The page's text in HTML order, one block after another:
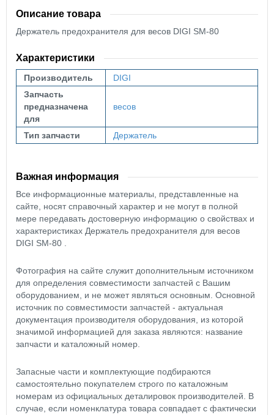
Описание товара
Держатель предохранителя для весов DIGI SM-80
Характеристики
Производитель
DIGI
Запчасть
предназначена
для
весов
Тип запчасти Держатель
Важная информация
Все информационные материалы, представленные на
сайте, носят справочный характер и не могут в полной
мере передавать достоверную информацию о свойствах и
характеристиках Держатель предохранителя для весов
DIGI SM-80 .
Фотография на сайте служит дополнительным источником
для определения совместимости запчастей с Вашим
оборудованием, и не может являться основным. Основной
источник по совместимости запчастей - актуальная
документация производителя оборудования, из которой
значимой информацией для заказа являются: название
запчасти и каталожный номер.
Запасные части и комплектующие подбираются
самостоятельно покупателем строго по каталожным
номерам из официальных деталировок производителей. В
случае, если номенклатура товара совпадает с фактически